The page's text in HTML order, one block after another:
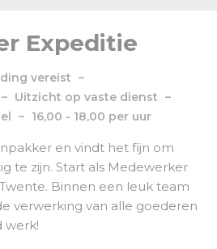
Expeditie
vereist
Uitzicht op vaste dienst
16,00 - 18,00 per uur
en vindt het fijn om
te zijn. Start als Medewerker
Binnen een leuk team
verwerking van alle goederen
werk!